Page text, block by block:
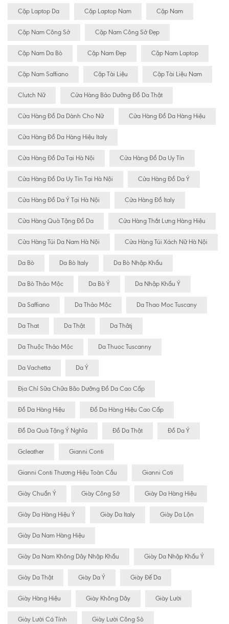
Cặp Laptop Da Cặp Laptop Nam Cặp Nam
Cặp Nam Công Sở Cặp Nam Công Sở Đẹp
Cặp Nam Da Bò Cặp Nam Đẹp Cặp Nam Laptop
Cặp Nam Saffiano Cặp Tài Liệu Cặp Tài Liệu Nam
Clutch Nữ Cửa Hàng Bảo Dưỡng Đồ Da Thật
Cửa Hàng Đồ Da Dành Cho Nữ Cửa Hàng Đồ Da Hàng Hiệu
Cửa Hàng Đồ Da Hàng Hiệu Italy
Cửa Hàng Đồ Da Tại Hà Nội Cửa Hàng Đồ Da Uy Tín
Cửa Hàng Đồ Da Uy Tín Tại Hà Nội Cửa Hàng Đồ Da Ý
Cửa Hàng Đồ Da Ý Tại Hà Nội Cửa Hàng Đồ Italy
Cửa Hàng Quà Tặng Đồ Da Cửa Hàng Thắt Lưng Hàng Hiệu
Cửa Hàng Túi Da Nam Hà Nội Cửa Hàng Túi Xách Nữ Hà Nội
Da Bò Da Bò Italy Da Bò Nhập Khẩu
Da Bò Thảo Mộc Da Bò Ý Da Nhập Khẩu Ý
Da Saffiano Da Thảo Mộc Da Thao Moc Tuscany
Da That Da Thật Da Thâtj
Da Thuộc Thảo Mộc Da Thuoc Tuscanny
Da Vachetta Da Ý
Địa Chỉ Sữa Chữa Bão Dưỡng Đồ Da Cao Cấp
Đồ Da Hàng Hiệu Đồ Da Hàng Hiệu Cao Cấp
Đồ Da Quà Tặng Ý Nghĩa Đồ Da Thật Đồ Da Ý
Gcleather Gianni Conti
Gianni Conti Thương Hiệu Toàn Cầu Gianni Coti
Giày Chuẩn Ý Giày Công Sở Giày Da Hàng Hiệu
Giày Da Hàng Hiệu Ý Giày Da Italy Giày Da Lộn
Giày Da Nam Hàng Hiệu
Giày Da Nam Không Dây Nhập Khẩu Giày Da Nhập Khẩu Ý
Giày Da Thật Giày Da Ý Giày Đế Da
Giày Hàng Hiệu Giày Không Dây Giày Lười
Giày Lười Cá Tính Giày Lười Công Sỏ